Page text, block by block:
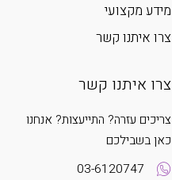
מידע מקצועי
צרו איתנו קשר
צרו איתנו קשר
צריכים עזרה? התייעצות? אנחנו
כאן בשבילכם
03-6120747